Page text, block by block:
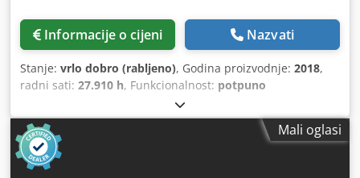
Informacije o cijeni Nazvati
Stanje: vrlo dobro (rabljeno), Godina proizvodnje: 2018,
radni sati: 27.910 h, Funkcionalnost: potpuno
, Provjereni uljni slobodni vijčani kompresor
Atlas Copco ZR160VSDFF. Frekventni regulator i sušač su
integrirani. 160 kW 10,40 bar 23,90 m3/min Godina
proizvodnje: 2018 Samo 27.910 radnih sati Potpuna
servisna povijest Crodsxbh Ddjpfx Aqwsf
Mali oglasi